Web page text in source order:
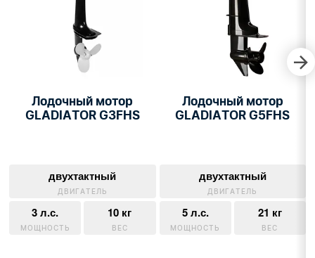
Лодочный мотор
GLADIATOR G3FHS
двухтактный
ДВИГАТЕЛЬ
3 л.с.
МОЩНОСТЬ
10 кг
ВЕС
Лодочный мотор
GLADIATOR G5FHS
двухтактный
ДВИГАТЕЛЬ
5 л.с.
МОЩНОСТЬ
21 кг
ВЕС